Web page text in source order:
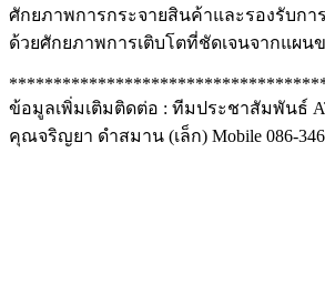
ศักยภาพการกระจายสินค้าและรองรับกา
ด้วยศักยภาพการเติบโตที่ชัดเจนจากแผน
ข้อมูลเพิ่มเติมติดต่อ : ทีมประชาสัมพันธ์
คุณจริญยา ดำสมาน (เล็ก) Mobile 086-